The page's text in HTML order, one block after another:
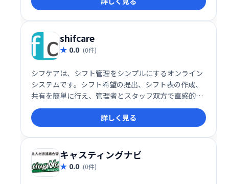
shifcare
0.0 (0件)
シフケアは、シフト管理をシンプルにするオンライン
システムです。シフト希望の提出、シフト表の作成、
共有を簡単に行え、管理者とスタッフ双方で直感的に
操作できます。月額一人30円という低価格で、難しい
設定も不要です。今すぐ、スムーズなシフト管理を始
めましょう！
詳しく見る
キャスティングナビ
0.0 (0件)